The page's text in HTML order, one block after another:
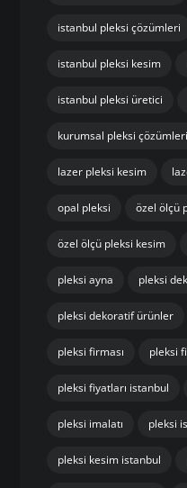
istanbul pleksi çözümleri
istanbul pleksi kesim
istanbul pleksi üretici
kurumsal pleksi çözümleri
lazer pleksi kesim
opal pleksi özel ölçü
özel ölçü pleksi kesim
pleksi ayna pleksi
pleksi dekoratif ürünler
pleksi firması pleksi
pleksi fiyatları istanbul
pleksi imalatı pleksi
pleksi kesim istanbul